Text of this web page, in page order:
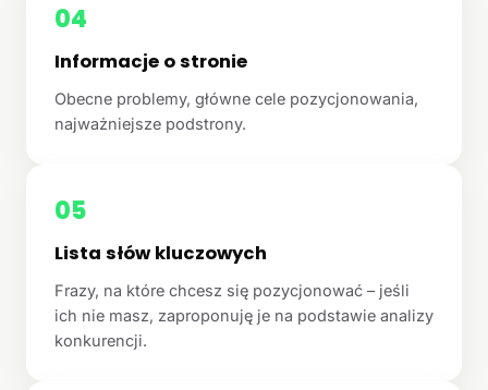
04
Informacje o stronie
Obecne problemy, główne cele pozycjonowania,
najważniejsze podstrony.
05
Lista słów kluczowych
Frazy, na które chcesz się pozycjonować – jeśli
ich nie masz, zaproponuję je na podstawie analizy
konkurencji.